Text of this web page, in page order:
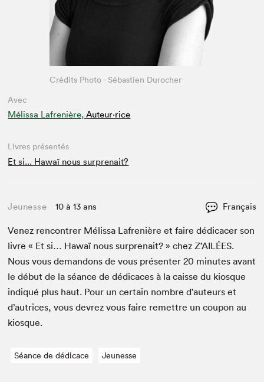
Avec
Mélissa Lafrenière, Auteur·rice
Crédits Photo - Sébastien Durocher
Livres présentés
Et si... Hawaï nous surprenait?
Jeunesse 10 à 13 ans Français
Venez ren­con­tr­er Mélis­sa Lafrenière et faire dédi­cac­er son
livre « Et si… Hawaï nous sur­pre­nait? » chez Z’AILÉES.
Nous vous deman­dons de vous présen­ter20 min­utes avant
le début de la séance de dédi­caces à la caisse du kiosque
indiqué plus haut. Pour un cer­tain nom­bre d’auteurs et
d’autrices, vous devrez vous faire remet­tre un coupon au
kiosque.
Séance de dédicace Jeunesse